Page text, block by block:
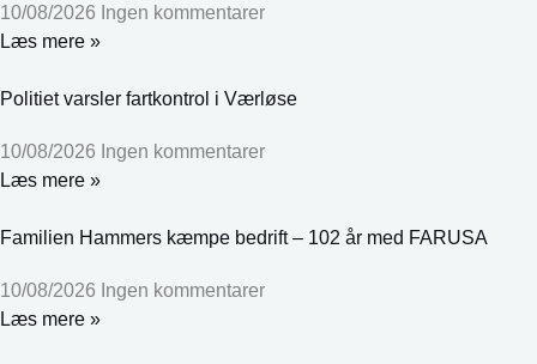
10/08/2026 Ingen kommentarer
Læs mere »
Politiet varsler fartkontrol i Værløse
10/08/2026 Ingen kommentarer
Læs mere »
Familien Hammers kæmpe bedrift – 102 år med FARUSA
10/08/2026 Ingen kommentarer
Læs mere »